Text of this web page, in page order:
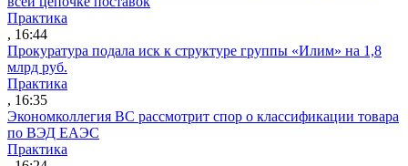
Практика
, 16:44
Прокуратура подала иск к структуре группы «Илим» на 1,8
млрд руб.
Практика
, 16:35
Экономколлегия ВС рассмотрит спор о классификации товара
по ВЭД ЕАЭС
Практика